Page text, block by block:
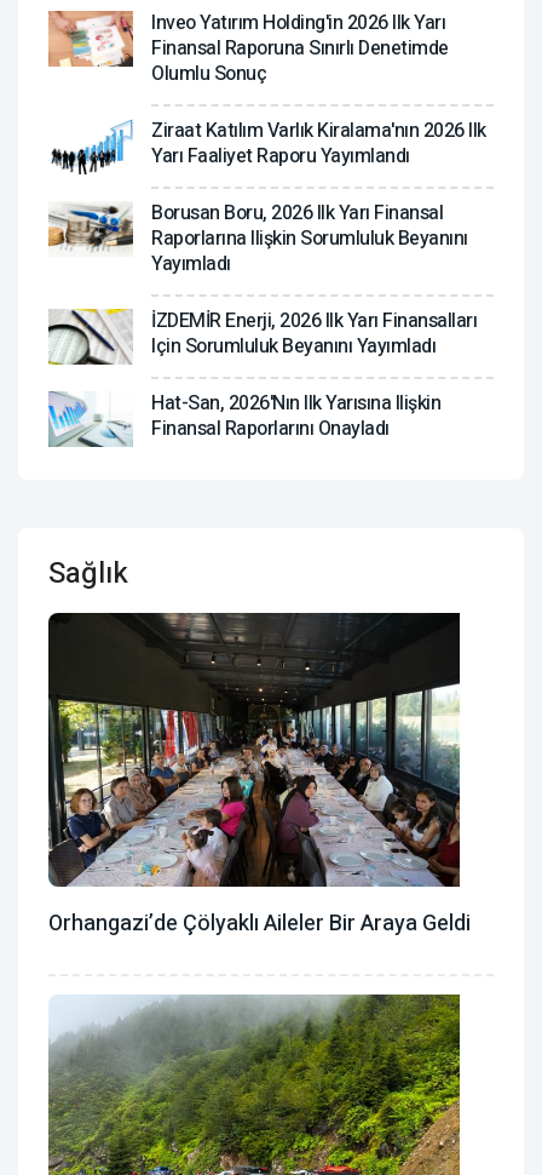
Inveo Yatırım Holding'in 2026 Ilk Yarı
Finansal Raporuna Sınırlı Denetimde
Olumlu Sonuç
Ziraat Katılım Varlık Kiralama'nın 2026 Ilk
Yarı Faaliyet Raporu Yayımlandı
Borusan Boru, 2026 Ilk Yarı Finansal
Raporlarına Ilişkin Sorumluluk Beyanını
Yayımladı
İZDEMİR Enerji, 2026 Ilk Yarı Finansalları
Için Sorumluluk Beyanını Yayımladı
Hat-San, 2026'nın Ilk Yarısına Ilişkin
Finansal Raporlarını Onayladı
Sağlık
Orhangazi’de Çölyaklı Aileler Bir Araya Geldi